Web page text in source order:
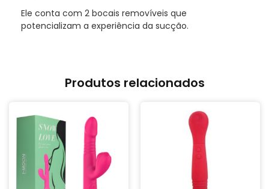
Ele conta com 2 bocais removíveis que
potencializam a experiência da sucção.
Produtos relacionados